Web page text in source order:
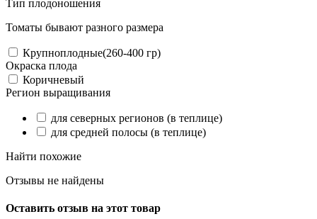
Тип плодоношения
Томаты бывают разного размера
Крупноплодные(260-400 гр)
Окраска плода
Коричневый
Регион выращивания
для северных регионов (в теплице)
для средней полосы (в теплице)
Найти похожие
Отзывы не найдены
Оставить отзыв на этот товар